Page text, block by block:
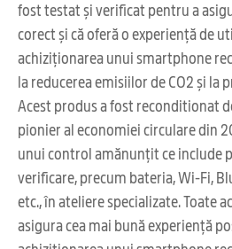
fost testat și verificat pentru a
corect și că oferă o experiență de
achiziționarea unui smartphone
la reducerea emisiilor de CO2 și la
Acest produs a fost reconditionat
pionier al economiei circulare din
unui control amănunțit ce include
verificare, precum bateria, Wi-Fi,
etc., în ateliere specializate. Toate
asigura cea mai bună experiență